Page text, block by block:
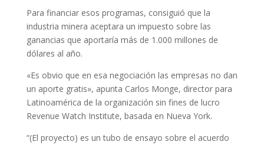
Para financiar esos programas, consiguió que la
industria minera aceptara un impuesto sobre las
ganancias que aportaría más de 1.000 millones de
dólares al año.
«Es obvio que en esa negociación las empresas no dan
un aporte gratis», apunta Carlos Monge, director para
Latinoamérica de la organización sin fines de lucro
Revenue Watch Institute, basada en Nueva York.
“(El proyecto) es un tubo de ensayo sobre el acuerdo